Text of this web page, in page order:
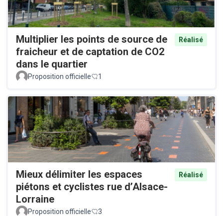
Multiplier les points de source de
fraicheur et de captation de CO2
dans le quartier
Réalisé
Proposition officielle 1
Mieux délimiter les espaces
piétons et cyclistes rue d’Alsace-
Lorraine
Réalisé
Proposition officielle 3